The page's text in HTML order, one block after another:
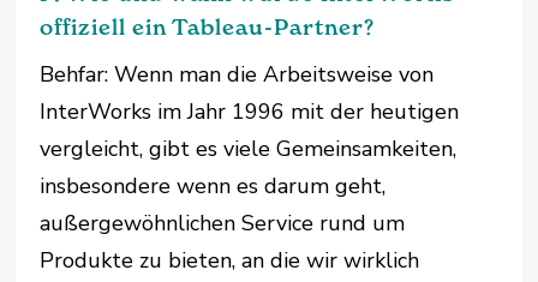
offiziell ein Tableau-Partner?
Behfar: Wenn man die Arbeitsweise von
InterWorks im Jahr 1996 mit der heutigen
vergleicht, gibt es viele Gemeinsamkeiten,
insbesondere wenn es darum geht,
außergewöhnlichen Service rund um
Produkte zu bieten, an die wir wirklich